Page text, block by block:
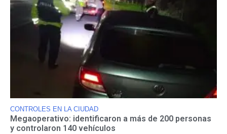
CONTROLES EN LA CIUDAD
Megaoperativo: identificaron a más de 200 personas
y controlaron 140 vehículos